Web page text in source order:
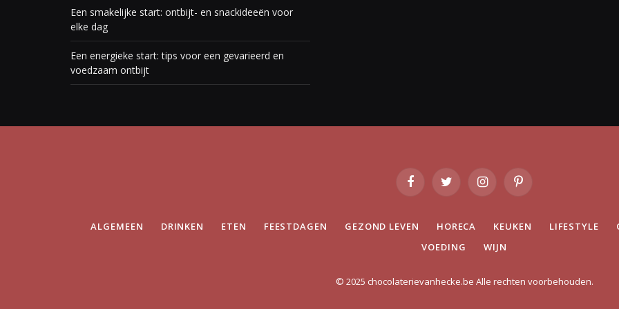
Een smakelijke start: ontbijt- en snackideeën voor
elke dag
Een energieke start: tips voor een gevarieerd en
voedzaam ontbijt
FacebookTwitter InstagramPinterest
ALGEMEEN DRINKEN ETEN FEESTDAGEN GEZOND LEVEN HORECA KEUKEN LIFESTYLE
VOEDING
WIJN
© 2025 chocolaterievanhecke.be Alle rechten voorbehouden.